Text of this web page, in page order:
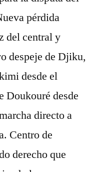
pérdida
del central y
despeje de Djiku,
desde el
Doukouré desde
directo a
Centro de
derecho que